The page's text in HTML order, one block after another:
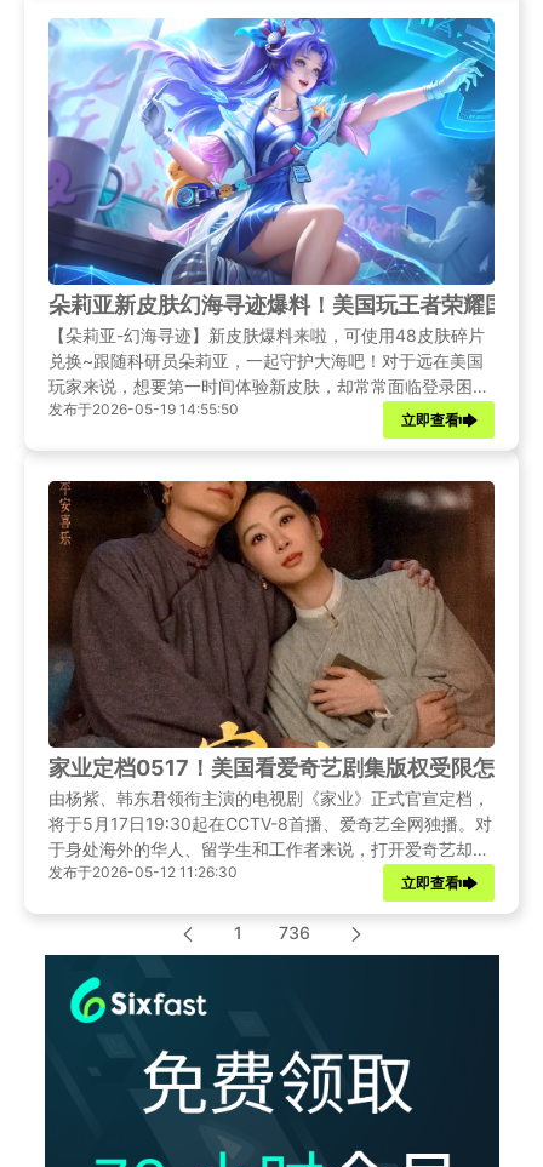
朵莉亚新皮肤幻海寻迹爆料！美国玩王者荣耀国服
【朵莉亚-幻海寻迹】新皮肤爆料来啦，可使用48皮肤碎片
兑换~跟随科研员朵莉亚，一起守护大海吧！对于远在美国
玩家来说，想要第一时间体验新皮肤，却常常面临登录困
难、延迟卡顿等网络难题。本文将为大家带来朵莉亚新皮肤
的详细爆料，并针对海外玩家提供一套完整的国服畅玩解决
发布于2026-05-19 14:55:50
立即查看
家业定档0517！美国看爱奇艺剧集版权受限怎么办
由杨紫、韩东君领衔主演的电视剧《家业》正式官宣定档，
将于5月17日19:30起在CCTV-8首播、爱奇艺全网独播。对
于身处海外的华人、留学生和工作者来说，打开爱奇艺却提
示——"由于版权限制，您所在的地区无法观看"。别着急，
本文将为你带来《家业》定档的最新资讯，并提供一套完整
的海外追剧解决方案，让你在美国也能与国内观众同步追
剧，不错过任何精彩剧情。
发布于2026-05-12 11:26:30
立即查看
1 736